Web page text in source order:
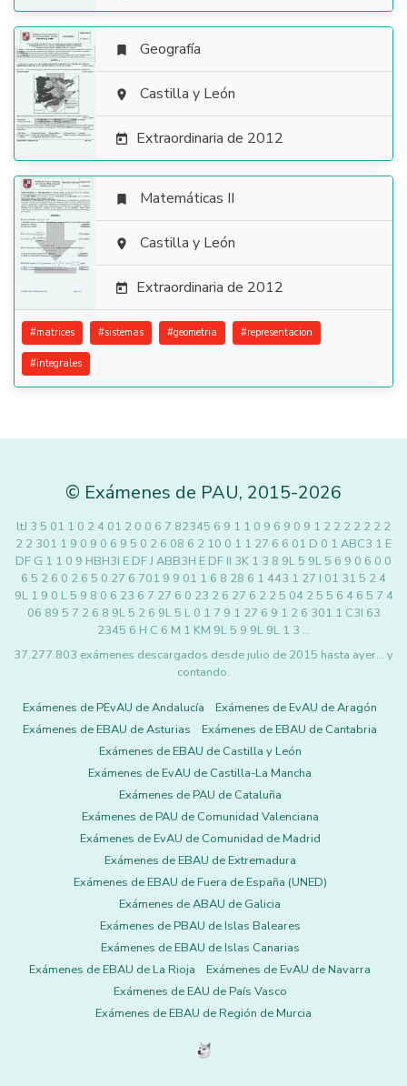

 Geografía
 Castilla y León
 Extraordinaria de 2012

 Matemáticas II
 Castilla y León
 Extraordinaria de 2012
#matrices #sistemas #geometria #representacion
#integrales
© Exámenes de PAU, 2015-2026
ltJ 3 5 01 1 0 2 4 01 2 0 0 6 7 82345 6 9 1 1 0 9 6 9 0 9 1 2 2 2 2 2 2 2
2 2 301 1 9 0 9 0 6 9 5 0 2 6 08 6 2 10 0 1 1 27 6 6 01 D 0 1 ABC3 1 E
DF G 1 1 0 9 HBH3I E DF J ABB3H E DF II 3K 1 3 8 9L 5 9L 5 6 9 0 6 0 0
6 5 2 6 0 2 6 5 0 27 6 701 9 9 01 1 6 8 28 6 1 443 1 27 I 01 31 5 2 4
9L 1 9 0 L 5 9 8 0 6 23 6 7 27 6 0 23 2 6 27 6 2 2 5 04 2 5 5 6 4 6 5 7 4
06 89 5 7 2 6 8 9L 5 2 6 9L 5 L 0 1 7 9 1 27 6 9 1 2 6 301 1 C3I 63
2345 6 H C 6 M 1 KM 9L 5 9 9L 9L 1 3 …
37.277.803 exámenes descargados desde julio de 2015 hasta ayer... y
contando.
Exámenes de PEvAU de Andalucía
Exámenes de EvAU de Aragón
Exámenes de EBAU de Asturias
Exámenes de EBAU de Cantabria
Exámenes de EBAU de Castilla y León
Exámenes de EvAU de Castilla-La Mancha
Exámenes de PAU de Cataluña
Exámenes de PAU de Comunidad Valenciana
Exámenes de EvAU de Comunidad de Madrid
Exámenes de EBAU de Extremadura
Exámenes de EBAU de Fuera de España (UNED)
Exámenes de ABAU de Galicia
Exámenes de PBAU de Islas Baleares
Exámenes de EBAU de Islas Canarias
Exámenes de EBAU de La Rioja
Exámenes de EvAU de Navarra
Exámenes de EAU de País Vasco
Exámenes de EBAU de Región de Murcia